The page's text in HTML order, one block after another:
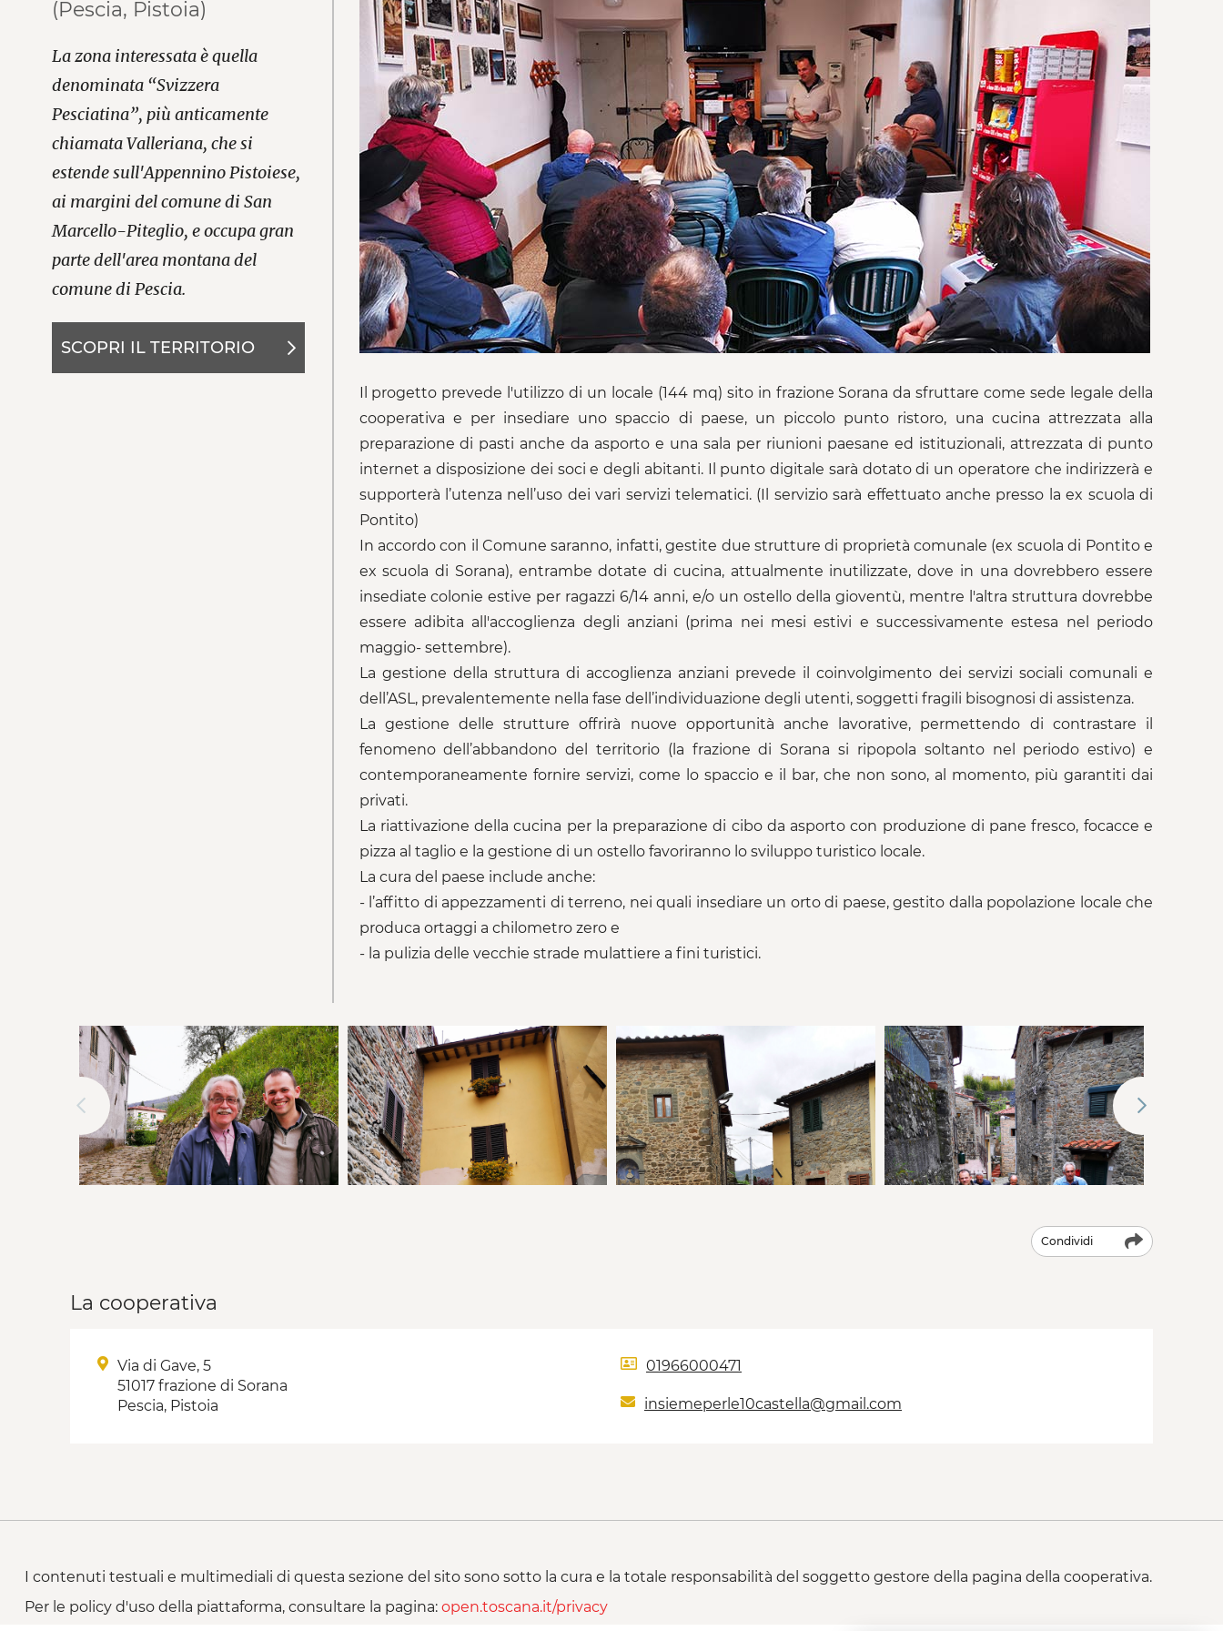
(Pescia, Pistoia)
La zona interessata è quella
denominata “Svizzera
Pesciatina”, più anticamente
chiamata Valleriana, che si
estende sull'Appennino Pistoiese,
ai margini del comune di San
Marcello-Piteglio, e occupa gran
parte dell'area montana del
comune di Pescia.
SCOPRI IL TERRITORIO
Il progetto prevede l'utilizzo di un locale (144 mq) sito in frazione Sorana da sfruttare come sede legale della
cooperativa e per insediare uno spaccio di paese, un piccolo punto ristoro, una cucina attrezzata alla
preparazione di pasti anche da asporto e una sala per riunioni paesane ed istituzionali, attrezzata di punto
internet a disposizione dei soci e degli abitanti. Il punto digitale sarà dotato di un operatore che indirizzerà e
supporterà l’utenza nell’uso dei vari servizi telematici. (Il servizio sarà effettuato anche presso la ex scuola di
Pontito)
In accordo con il Comune saranno, infatti, gestite due strutture di proprietà comunale (ex scuola di Pontito e
ex scuola di Sorana), entrambe dotate di cucina, attualmente inutilizzate, dove in una dovrebbero essere
insediate colonie estive per ragazzi 6/14 anni, e/o un ostello della gioventù, mentre l'altra struttura dovrebbe
essere adibita all'accoglienza degli anziani (prima nei mesi estivi e successivamente estesa nel periodo
maggio- settembre).
La gestione della struttura di accoglienza anziani prevede il coinvolgimento dei servizi sociali comunali e
dell’ASL, prevalentemente nella fase dell’individuazione degli utenti, soggetti fragili bisognosi di assistenza.
La gestione delle strutture offrirà nuove opportunità anche lavorative, permettendo di contrastare il
fenomeno dell’abbandono del territorio (la frazione di Sorana si ripopola soltanto nel periodo estivo) e
contemporaneamente fornire servizi, come lo spaccio e il bar, che non sono, al momento, più garantiti dai
privati.
La riattivazione della cucina per la preparazione di cibo da asporto con produzione di pane fresco, focacce e
pizza al taglio e la gestione di un ostello favoriranno lo sviluppo turistico locale.
La cura del paese include anche:
- l’affitto di appezzamenti di terreno, nei quali insediare un orto di paese, gestito dalla popolazione locale che
produca ortaggi a chilometro zero e
- la pulizia delle vecchie strade mulattiere a fini turistici.
Condividi
La cooperativa
Via di Gave, 5
51017 frazione di Sorana
Pescia, Pistoia
01966000471
insiemeperle10castella@gmail.com
I contenuti testuali e multimediali di questa sezione del sito sono sotto la cura e la totale responsabilità del soggetto gestore della pagina della cooperativa.
Per le policy d'uso della piattaforma, consultare la pagina: open.toscana.it/privacy